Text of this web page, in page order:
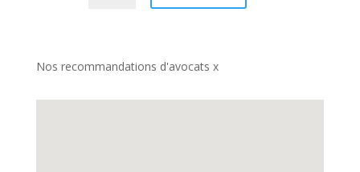
Nos recommandations d'avocats x